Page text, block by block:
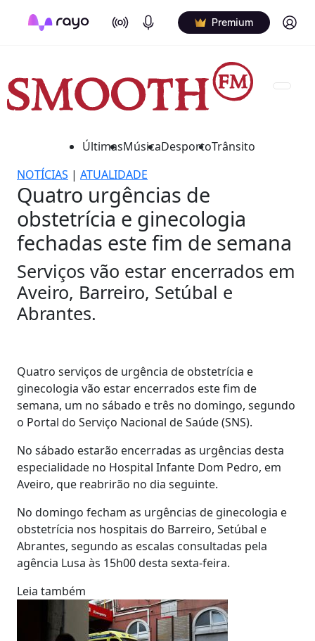
On Air Podcasts Premium Log in
ÚltimasMúsicaDesportoTrânsito
NOTÍCIAS | ATUALIDADE
Quatro urgências de
obstetrícia e ginecologia
fechadas este fim de semana
Serviços vão estar encerrados em
Aveiro, Barreiro, Setúbal e
Abrantes.
Quatro serviços de urgência de obstetrícia e
ginecologia vão estar encerrados este fim de
semana, um no sábado e três no domingo, segundo
o Portal do Serviço Nacional de Saúde (SNS).
No sábado estarão encerradas as urgências desta
especialidade no Hospital Infante Dom Pedro, em
Aveiro, que reabrirão no dia seguinte.
No domingo fecham as urgências de ginecologia e
obstetrícia nos hospitais do Barreiro, Setúbal e
Abrantes, segundo as escalas consultadas pela
agência Lusa às 15h00 desta sexta-feira.
Leia também